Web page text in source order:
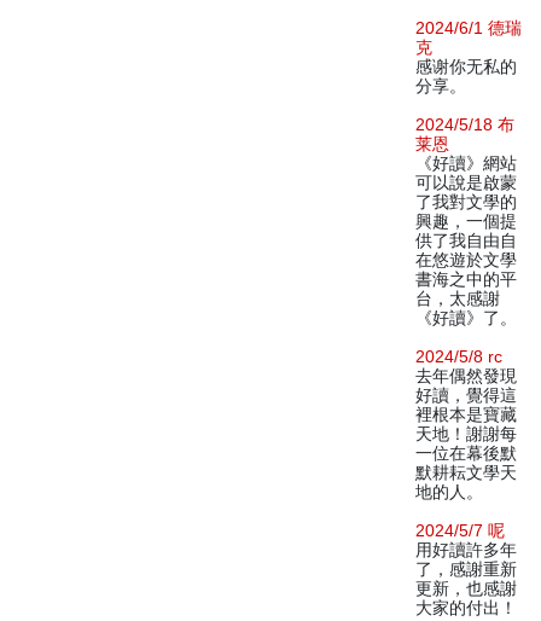
2024/6/1 德瑞
克
感谢你无私的
分享。
2024/5/18 布
莱恩
《好讀》網站
可以說是啟蒙
了我對文學的
興趣，一個提
供了我自由自
在悠遊於文學
書海之中的平
台，太感謝
《好讀》了。
2024/5/8 rc
去年偶然發現
好讀，覺得這
裡根本是寶藏
天地！謝謝每
一位在幕後默
默耕耘文學天
地的人。
2024/5/7 呢
用好讀許多年
了，感謝重新
更新，也感謝
大家的付出！